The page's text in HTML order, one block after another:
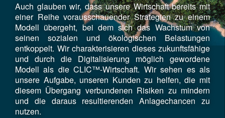
Auch glauben wir, dass unsere Wirtschaft bereits mit
einer Reihe vorausschauender Strategien zu einem
Modell übergeht, bei dem sich das Wachstum von
seinen sozialen und ökologischen Belastungen
entkoppelt. Wir charakterisieren dieses zukunftsfähige
und durch die Digitalisierung möglich gewordene
Modell als die CLIC™-Wirtschaft. Wir sehen es als
unsere Aufgabe, unseren Kunden zu helfen, die mit
diesem Übergang verbundenen Risiken zu mindern
und die daraus resultierenden Anlagechancen zu
nutzen.